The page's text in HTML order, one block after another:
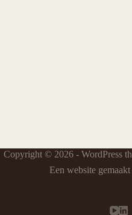
Copyright © 2026 - WordPress
Een website